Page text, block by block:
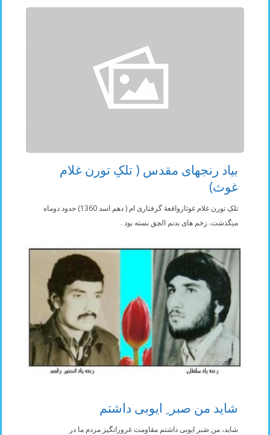
بیاد رنجهای مقدس ( تلکِ تورن غلام
غوث)
تلکِ تورن غلام غوثازواقعۀ گرفتاری ام ( دهم اسد 1360) حدود دوماه
میگذشت. زخم های بدنم الچق بسته بود .
شاید من صبر ِ ایوبی داشتم
شاید، من صَبر ایوبی داشتم مقاومت غرورانگیز مردم ما در